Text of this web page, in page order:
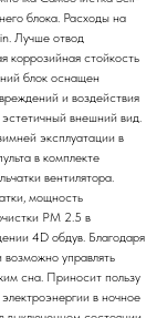
блока. Расходы на
Лучше отвод
коррозийная стойкость
блок оснащен
и воздействия
внешний вид.
эксплуатации в
в комплекте
вентилятора.
мощность
PM 2.5 в
4D обдув. Благодаря
возможно управлять
сна. Приносит пользу
в ночное